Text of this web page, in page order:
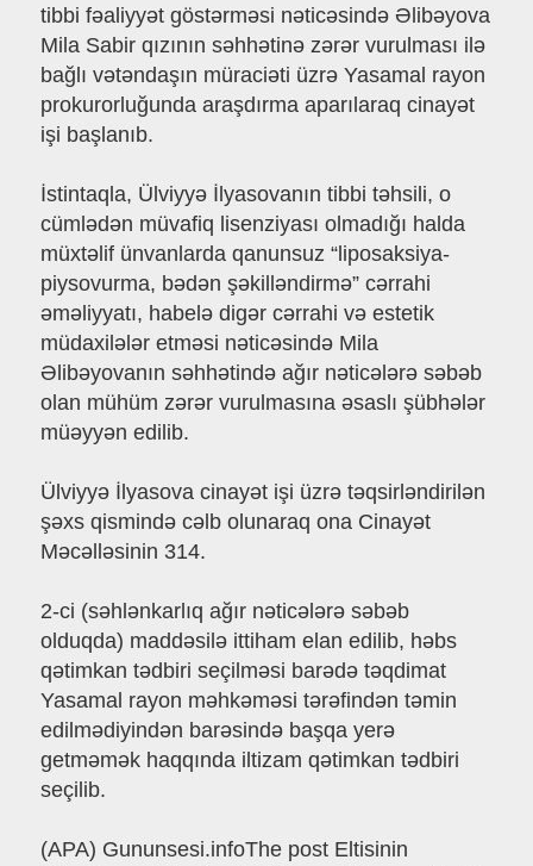
tibbi fəaliyyət göstərməsi nəticəsində Əlibəyova
Mila Sabir qızının səhhətinə zərər vurulması ilə
bağlı vətəndaşın müraciəti üzrə Yasamal rayon
prokurorluğunda araşdırma aparılaraq cinayət
işi başlanıb.
İstintaqla, Ülviyyə İlyasovanın tibbi təhsili, o
cümlədən müvafiq lisenziyası olmadığı halda
müxtəlif ünvanlarda qanunsuz “liposaksiya-
piysovurma, bədən şəkilləndirmə” cərrahi
əməliyyatı, habelə digər cərrahi və estetik
müdaxilələr etməsi nəticəsində Mila
Əlibəyovanın səhhətində ağır nəticələrə səbəb
olan mühüm zərər vurulmasına əsaslı şübhələr
müəyyən edilib.
Ülviyyə İlyasova cinayət işi üzrə təqsirləndirilən
şəxs qismində cəlb olunaraq ona Cinayət
Məcəlləsinin 314.
2-ci (səhlənkarlıq ağır nəticələrə səbəb
olduqda) maddəsilə ittiham elan edilib, həbs
qətimkan tədbiri seçilməsi barədə təqdimat
Yasamal rayon məhkəməsi tərəfindən təmin
edilmədiyindən barəsində başqa yerə
getməmək haqqında iltizam qətimkan tədbiri
seçilib.
(APA) Gununsesi.infoThe post Eltisinin